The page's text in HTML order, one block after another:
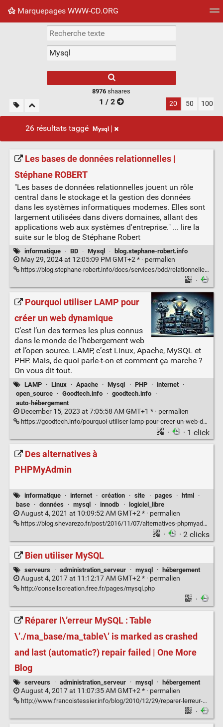
Marquepages WWW-CD.ORG
Nuage de tags Mur d'images
8976 shaares
1 / 2 20 50 100
26 résultats taggé Mysql
Les bases de données relationnelles |
Stéphane ROBERT
"Les bases de données relationnelles jouent un rôle
central dans le stockage et la gestion des données
dans les systèmes informatiques modernes. Elles sont
largement utilisées dans divers domaines, allant des
applications web aux systèmes d'entreprise." ... lire la
suite sur le blog de Stéphane Robert
informatique · BD · Mysql · blog.stephane-robert.info
May 29, 2024 at 12:05:09 PM GMT+2 * · permalien
https://blog.stephane-robert.info/docs/services/bdd/relationnelles/introduction/
·
Pourquoi utiliser LAMP pour
créer un web dynamique
C’est l’un des termes les plus connus
dans le monde de l’hébergement web
et l’open source. LAMP, c’est Linux, Apache, MySQL et
PHP. Mais, de quoi parle-t-on et comment ça marche ?
On vous dit tout.
LAMP · Linux · Apache · Mysql · PHP · internet
·
open_source
· Goodtech.info · goodtech.info ·
auto-hébergement
December 15, 2023 at 7:05:58 AM GMT+1 * · permalien
https://goodtech.info/pourquoi-utiliser-lamp-pour-creer-un-web-dynamique/
· · 1 click
Des alternatives à
PHPMyAdmin
informatique · internet · création · site · pages · html
·
base
· données · mysql · innodb · logiciel_libre
August 4, 2021 at 10:09:52 AM GMT+2 * · permalien
https://blog.shevarezo.fr/post/2016/11/07/alternatives-phpmyadmin-adminer-workbench
· · 2 clicks
Bien utiliser MySQL
serveurs · administration_serveur · mysql · hébergement
August 4, 2017 at 11:12:17 AM GMT+2 * · permalien
http://conseilscreation.free.fr/pages/mysql.php
·
Réparer l\’erreur MySQL : Table
\’./ma_base/ma_table\’ is marked as crashed
and last (automatic?) repair failed | One More
Blog
serveurs · administration_serveur · mysql · hébergement
August 4, 2017 at 11:07:35 AM GMT+2 * · permalien
http://www.francoistessier.info/blog/2010/12/29/reparer-lerreur-mysql-table-ma_basema_table-is-marked-as-crashed-and-last-automatic-repair-failed/
·